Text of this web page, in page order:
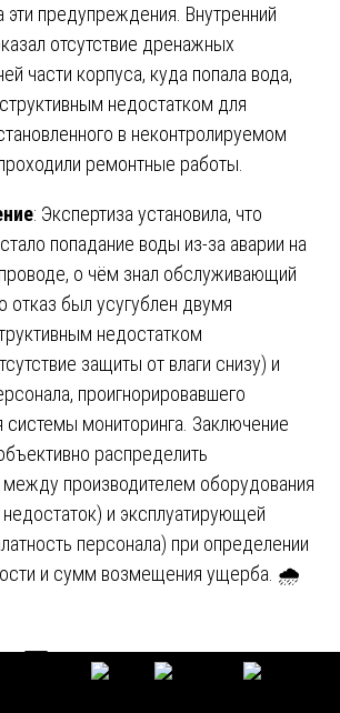
эти предупреждения. Внутренний
отсутствие дренажных
части корпуса, куда попала вода,
недостатком для
в неконтролируемом
ремонтные работы.
: Экспертиза установила, что
попадание воды из-за аварии на
о чём знал обслуживающий
отказ был усугублен двумя
недостатком
защиты от влаги снизу) и
проигнорировавшего
мониторинга. Заключение
распределить
между производителем оборудования
и эксплуатирующей
персонала) при определении
и сумм возмещения ущерба. 🌧️